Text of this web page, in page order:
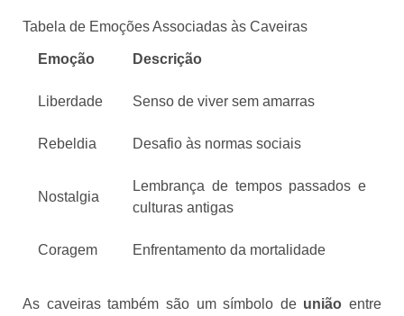
Tabela de Emoções Associadas às Caveiras
Emoção Descrição
Liberdade Senso de viver sem amarras
Rebeldia Desafio às normas sociais
Nostalgia
Lembrança de tempos passados e
culturas antigas
Coragem Enfrentamento da mortalidade
As caveiras também são um símbolo de união entre